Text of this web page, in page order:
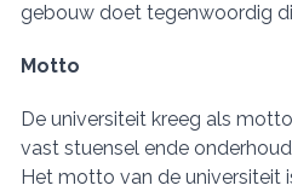
gebouw doet tegenwoordig
Motto
De universiteit kreeg als
vast stuensel ende
Het motto van de universiteit